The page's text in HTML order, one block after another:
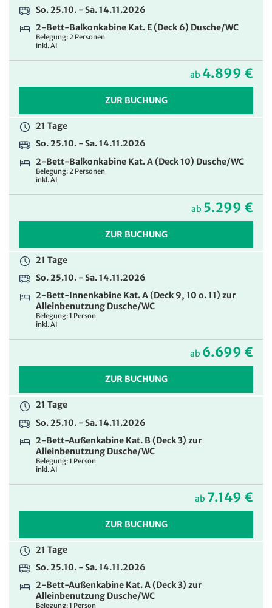
21 Tage
So. 25.10. - Sa. 14.11.2026
2-Bett-Balkonkabine Kat. E (Deck 6) zur
ab8.699 €
ZUR BUCHUNG
21 Tage
2-Bett-Balkonkabine Kat. C (Deck 8) zur
ZUR BUCHUNG
21 Tage
2-Bett-Balkonkabine Kat. A (Deck 10) zur
ZUR BUCHUNG
So. 25.10. - Sa. 14.11.2026
2-Bett-Balkonkabine Kat. E (Deck 6) Dusche/WC
Belegung: 2 Personen
inkl. AI
ab 4.899 €
ZUR BUCHUNG
21 Tage
So. 25.10. - Sa. 14.11.2026
2-Bett-Balkonkabine Kat. A (Deck 10) Dusche/WC
Belegung: 2 Personen
inkl. AI
ab 5.299 €
ZUR BUCHUNG
21 Tage
So. 25.10. - Sa. 14.11.2026
2-Bett-Innenkabine Kat. A (Deck 9, 10 o. 11) zur
Alleinbenutzung Dusche/WC
Belegung: 1 Person
inkl. AI
ab 6.699 €
ZUR BUCHUNG
21 Tage
So. 25.10. - Sa. 14.11.2026
2-Bett-Außenkabine Kat. B (Deck 3) zur
Alleinbenutzung Dusche/WC
Belegung: 1 Person
inkl. AI
ab 7.149 €
ZUR BUCHUNG
21 Tage
So. 25.10. - Sa. 14.11.2026
2-Bett-Außenkabine Kat. A (Deck 3) zur
Alleinbenutzung Dusche/WC
Belegung: 1 Person